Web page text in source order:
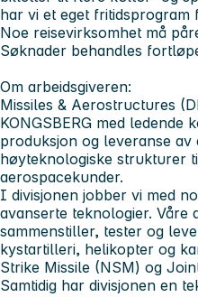
har vi et eget fritidsprogram
Noe reisevirksomhet må
Søknader behandles
Om arbeidsgiveren:
Missiles & Aerostructures
KONGSBERG med ledende
produksjon og leveranse av
høyteknologiske strukturer
aerospacekunder.
I divisjonen jobber vi med
avanserte teknologier. Våre
sammenstiller, tester og
kystartilleri, helikopter og
Strike Missile (NSM) og
Samtidig har divisjonen en